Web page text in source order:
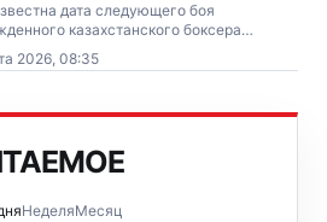
дата следующего боя
казахстанского боксера
Нурсултанова (20-0, 11 КО).
2026, 08:35
НеделяМесяц